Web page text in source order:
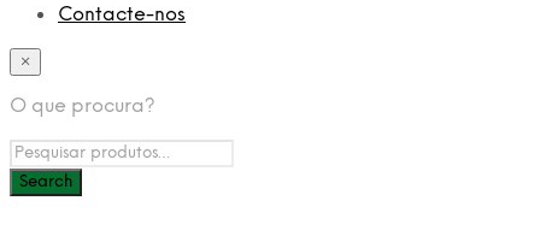
Contacte-nos
×
O que procura?